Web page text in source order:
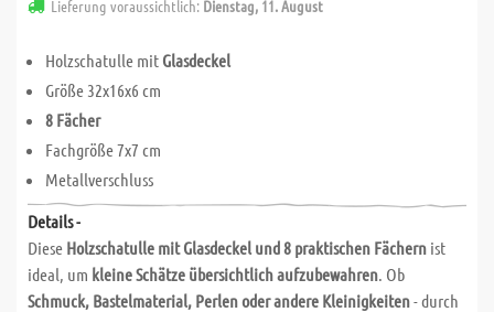
Lieferung voraussichtlich: Dienstag, 11. August
Holzschatulle mit Glasdeckel
Größe 32x16x6 cm
8 Fächer
Fachgröße 7x7 cm
Metallverschluss
Details -
Diese Holzschatulle mit Glasdeckel und 8 praktischen Fächern ist
ideal, um kleine Schätze übersichtlich aufzubewahren. Ob
Schmuck, Bastelmaterial, Perlen oder andere Kleinigkeiten- durch